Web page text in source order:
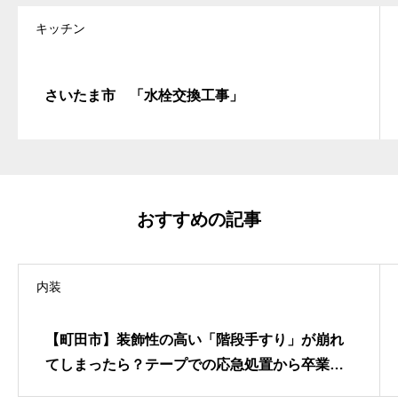
キッチン
さいたま市 「水栓交換工事」
おすすめの記事
内装
【町田市】装飾性の高い「階段手すり」が崩れ
てしまったら？テープでの応急処置から卒業